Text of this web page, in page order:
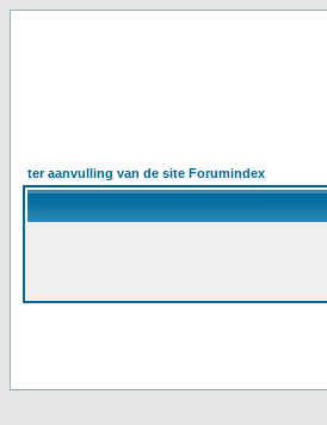
ter aanvulling van de site Forumindex